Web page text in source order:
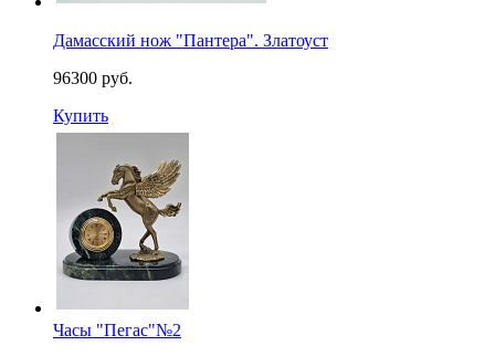
Дамасский нож "Пантера". Златоуст
96300 руб.
Купить
Часы "Пегас"№2